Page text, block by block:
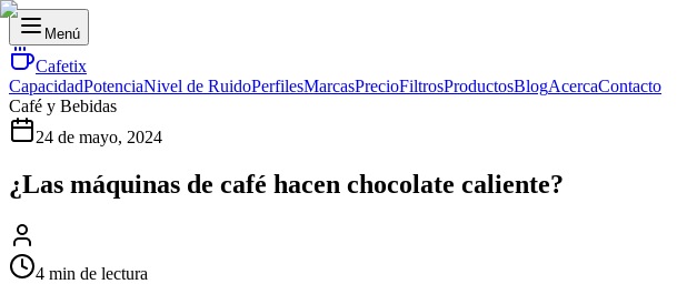
Menú
Cafetix
CapacidadPotenciaNivel de RuidoPerfilesMarcasPrecioFiltrosProductosBlogAcercaContacto
Café y Bebidas
24 de mayo, 2024
¿Las máquinas de café hacen chocolate caliente?
4 min de lectura